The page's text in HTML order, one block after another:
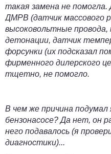
такая замена не
ДМРВ (датчик массового
высоковольтные
детонации, датчик
форсунки (их подсказал
фирменного дилерского
тщетно, не помогло.
В чем же причина
бензонасосе? Да нет, он
него подавалось (я
диагностики)...